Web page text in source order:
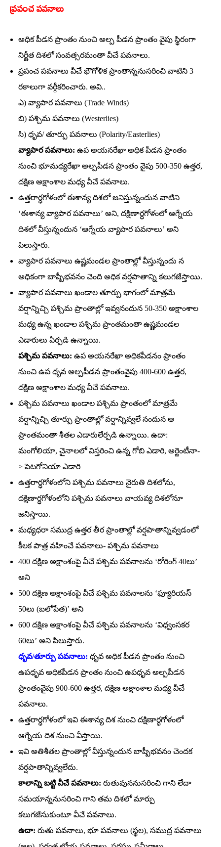
ప్ర‌పంచ ప‌వ‌నాలు
అధిక పీడన ప్రాంతం నుంచి అల్ప పీడన ప్రాంతం వైపు స్థిరంగా
నిర్ణీత దిశలో సంవత్సరమంతా వీచే పవనాలు.
ప్రపంచ పవనాలు వీచే భౌగోళిక ప్రాంతాన్ననుసరించి వాటిని 3
రకాలుగా వర్గీకరించారు. అవి..
ఎ) వ్యాపార పవనాలు (Trade Winds)
బి) పశ్చిమ పవనాలు (Westerlies)
సి) ధృవ/ తూర్పు పవనాలు (Polarity/Easterlies)
వ్యాపార పవనాలు: ఉప అయనరేఖా అధిక పీడన ప్రాంతం
నుంచి భూమధ్యరేఖా అల్పపీడన ప్రాంతం వైపు 500-350 ఉత్తర,
దక్షిణ అక్షాంశాల మధ్య వీచే పవనాలు.
ఉత్తరార్ధగోళంలో ఈశాన్య దిశలో జనిస్తున్నందున వాటిని
‘ఈశాన్య వ్యాపార పవనాలు’ అని, దక్షిణార్ధగోళంలో ఆగ్నేయ
దిశలో వీస్తున్నందున ‘ఆగ్నేయ వ్యాపార పవనాలు’ అని
పిలుస్తారు.
వ్యాపార పవనాలు ఉష్ణమండల ప్రాంతాల్లో వీస్తున్నందు న
అధికంగా బాష్పీభవనం చెంది అధిక వర్షపాతాన్ని కలుగజేస్తాయి.
వ్యాపార పవనాలు ఖండాల తూర్పు భాగంలో మాత్రమే
వర్షాన్నిచ్చి పశ్చిమ ప్రాంతాల్లో ఇవ్వనందున 50-350 అక్షాంశాల
మధ్య ఉన్న ఖండాల పశ్చిమ ప్రాంతమంతా ఉష్ణమండల
ఎడారులు ఏర్పడి ఉన్నాయి.
పశ్చిమ పవనాలు: ఉప అయనరేఖా అధికపీడనం ప్రాంతం
నుంచి ఉప ధృవ అల్పపీడన ప్రాంతంవైపు 400-600 ఉత్తర,
దక్షిణ అక్షాంశాల మధ్య వీచే పవనాలు.
పశ్చిమ పవనాలు ఖండాల పశ్చిమ ప్రాంతంలో మాత్రమే
వర్షాన్నిచ్చి తూర్పు ప్రాంతాల్లో వర్షాన్నివ్వలే నందున ఆ
ప్రాంతమంతా శీతల ఎడారులేర్పడి ఉన్నాయి. ఉదా:
మంగోలియా, చైనాలలో విస్తరించి ఉన్న గోబి ఎడారి, అర్జెంటీనా-
> పెటగోనియా ఎడారి
ఉత్తరార్ధగోళంలోని పశ్చిమ పవనాలు నైరుతి దిశలోను,
దక్షిణార్ధగోళంలోని పశ్చిమ పవనాలు వాయవ్య దిశలోనూ
జనిస్తాయి.
మధ్యధరా సముద్ర ఉత్తర తీర ప్రాంతాల్లో వర్షపాతాన్నివ్వడంలో
కీలక పాత్ర వహించే పవనాలు- పశ్చిమ పవనాలు
400 దక్షిణ అక్షాంశంపై వీచే పశ్చిమ పవనాలను ‘రోరింగ్‌ 40లు’
అని
500 దక్షిణ అక్షాంశంపై వీచే పశ్చిమ పవనాలను ‘ఫ్యూరియస్‌
50లు (బలోపేత)’ అని
600 దక్షిణ అక్షాంశంపై వీచే పశ్చిమ పవనాలను ‘విధ్వంసకర
60లు’ అని పిలుస్తారు.
ధృవ/తూర్పు పవనాలు: ధృవ అధిక పీడన ప్రాంతం నుంచి
ఉపధృవ అధికపీడన ప్రాంతం నుంచి ఉపధృవ అల్పపీడన
ప్రాంతంవైపు 900-600 ఉత్తర, దక్షిణ అక్షాంశాల మధ్య వీచే
పవనాలు.
ఉత్తరార్ధగోళంలో ఇవి ఈశాన్య దిశ నుంచి దక్షిణార్ధగోళంలో
ఆగ్నేయ దిశ నుంచి వీస్తాయి.
ఇవి అతిశీతల ప్రాంతాల్లో వీస్తున్నందున బాష్పీభవనం చెందక
వర్షపాతాన్నివ్వలేదు.
కాలాన్ని బట్టి వీచే పవనాలు: రుతువుననుసరించి గాని లేదా
సమయాన్ననుసరించి గాని తమ దిశలో మార్పు
కలుగజేసుకుంటూ వీచే పవనాలు.
ఉదా: రుతు పవనాలు, భూ పవనాలు (స్థల), సముద్ర పవనాలు